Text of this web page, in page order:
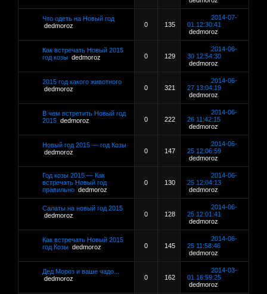
Что одеть на Новый год
dedmoroz
0 135
2014-07-
01 12:30:41
dedmoroz
Как встречать Новый 2015
год козы dedmoroz 0 129
2014-06-
30 12:54:30
dedmoroz
2015 год какого животного
dedmoroz
0 321
2014-06-
27 13:04:19
dedmoroz
В чем встретить Новый год
2015 dedmoroz 0 222
2014-06-
26 11:42:15
dedmoroz
Новый год 2015 — год Козы
dedmoroz
0 147
2014-06-
25 12:06:59
dedmoroz
Год козы 2015 — Как
встречать Новый год
правильно dedmoroz
0 130
2014-06-
25 12:04:13
dedmoroz
Салаты на новый год 2015
dedmoroz
0 128
2014-06-
25 12:01:41
dedmoroz
Как встречать Новый 2015
год Козы dedmoroz 0 145
2014-06-
25 11:58:46
dedmoroz
Дед Мороз и ваше чадо...
dedmoroz
0 162
2014-03-
01 16:59:25
dedmoroz